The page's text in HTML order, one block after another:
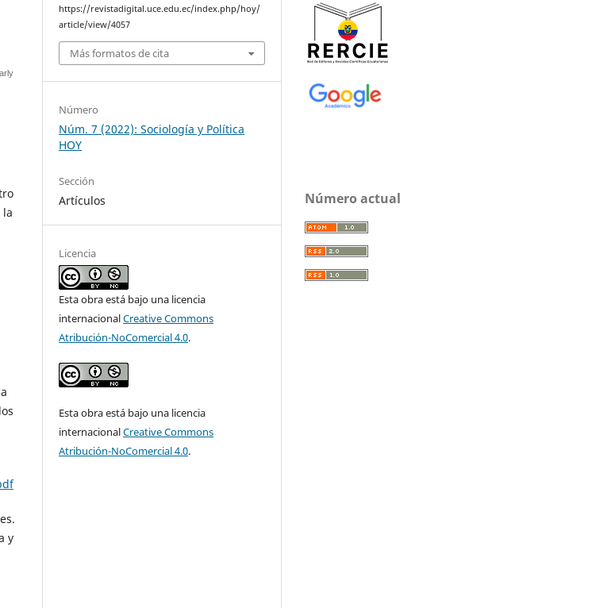
la
y
https://revistadigital.uce.edu.ec/index.php/hoy/
article/view/4057
Más formatos de cita
Número
Núm. 7 (2022): Sociología y Política
HOY
Sección
Artículos
Licencia
Esta obra está bajo una licencia
internacionalCreative Commons
Atribución-NoComercial 4.0.
Esta obra está bajo una licencia
internacionalCreative Commons
Atribución-NoComercial 4.0.
Número actual